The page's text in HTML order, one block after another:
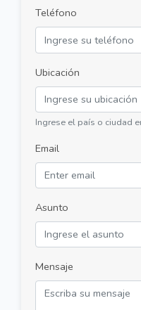
Teléfono
Ubicación
Ingrese el país o ciudad
Email
Asunto
Mensaje